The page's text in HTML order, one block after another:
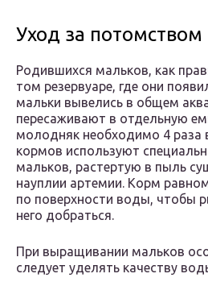
Уход за потомством
Родившихся мальков, как
том резервуаре, где они
мальки вывелись в общем
пересаживают в отдельную
молодняк необходимо 4 раза
кормов используют
мальков, растертую в пыль
науплии артемии. Корм
по поверхности воды, чтобы
него добраться.
При выращивании мальков
следует уделять качеству